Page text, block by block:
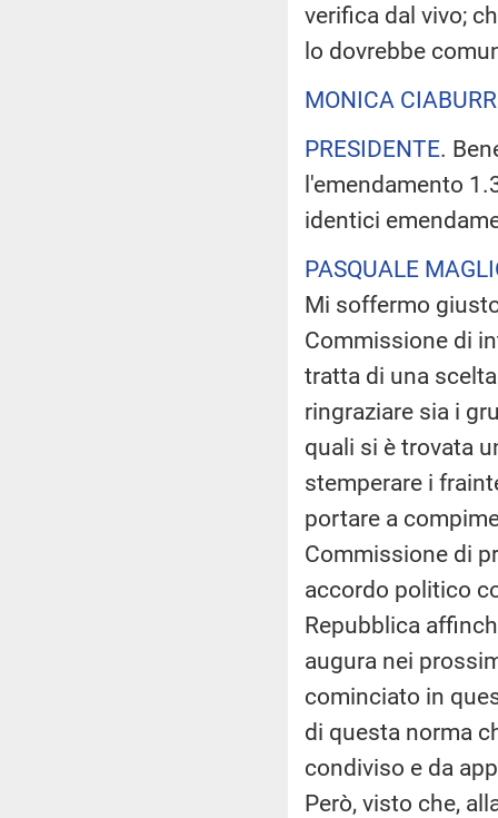
verifica dal vivo;
lo dovrebbe
MONICA
PRESIDENTE.
l'emendamento
identici
PASQUALE
Mi soffermo
Commissione di
tratta di una
ringraziare sia i
quali si è trovata
stemperare i
portare a
Commissione di
accordo politico
Repubblica
augura nei
cominciato in
di questa norma
condiviso e da
Però, visto che,